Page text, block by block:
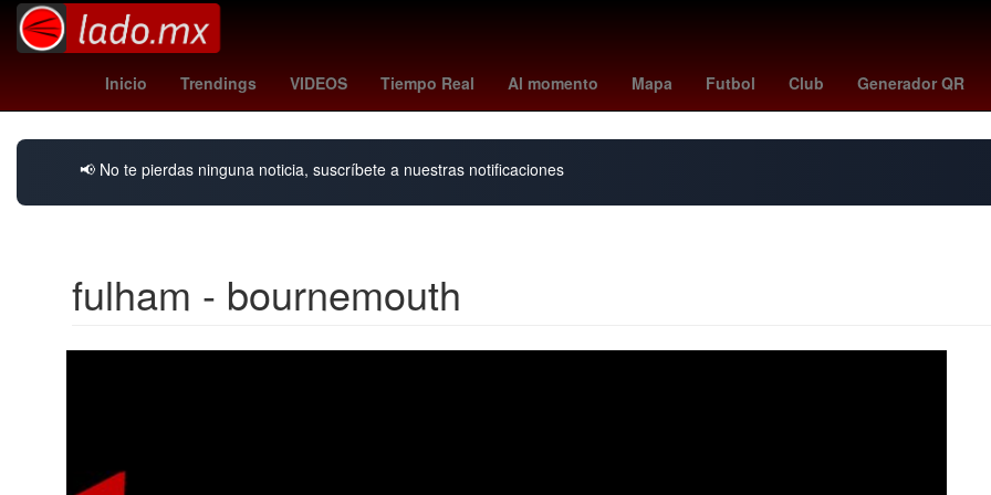
Inicio Trendings VIDEOS Tiempo Real Al momento Mapa Futbol Club Generador QR
melissa barrera chivas femenil calendario noviembre 2025 vinicius Agresión Gobierno benfica - hearts
📢 No te pierdas ninguna noticia, suscríbete a nuestras notificaciones
fulham - bournemouth